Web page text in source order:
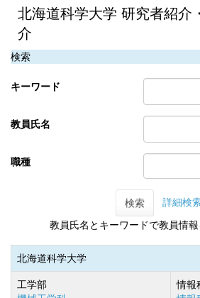
北海道科学大学 研究者紹介
介
検索
キーワード
教員氏名
職種
検索 詳細検
教員氏名とキーワードで教員情報
北海道科学大学
工学部
情報